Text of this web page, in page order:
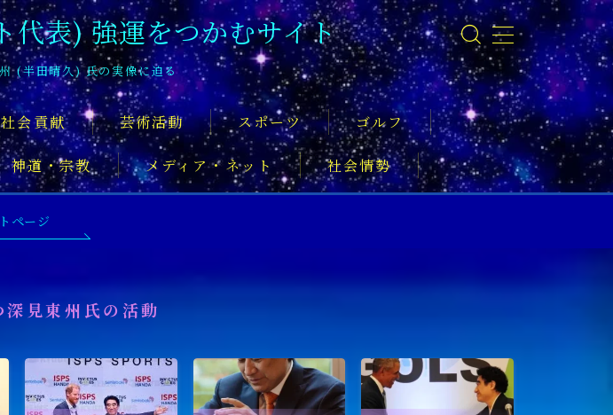
代表) 強運をつかむサイト
(半田晴久) 氏の実像に迫る
社会貢献 芸術活動 スポーツ ゴルフ
神道・宗教 メディア・ネット 社会情勢
いて知るおすすめの記事
スト 音楽家 スポーツ振興 実業家 社会活動
ページ
見東州氏の活動